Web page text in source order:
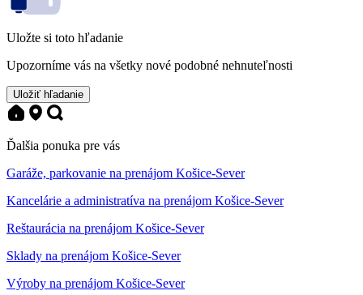
Uložte si toto hľadanie
Upozorníme vás na všetky nové podobné nehnuteľnosti
Uložiť hľadanie
Ďalšia ponuka pre vás
Garáže, parkovanie na prenájom Košice-Sever
Kancelárie a administratíva na prenájom Košice-Sever
Reštaurácia na prenájom Košice-Sever
Sklady na prenájom Košice-Sever
Výroby na prenájom Košice-Sever